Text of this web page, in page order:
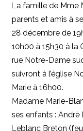
La famille de Mme
parents et amis à
28 décembre de
10h00 à 15h30 à la
rue Notre-Dame
suivront à l’église
Marie à 16h00.
Madame Marie-
ses enfants : André
Leblanc Breton